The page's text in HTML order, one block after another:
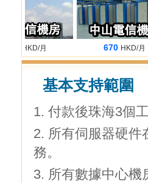
HKD/月 670HKD/月
基本支持範圍
付款後珠海3個
所有伺服器硬件
務。
所有數據中心機